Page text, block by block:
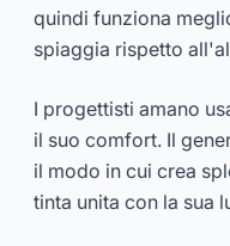
quindi funziona
spiaggia rispetto
I progettisti amano
il suo comfort. Il
il modo in cui crea
tinta unita con la sua